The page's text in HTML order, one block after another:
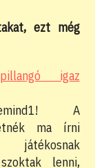
ezt még
igaz
A
ma írni
lenni,